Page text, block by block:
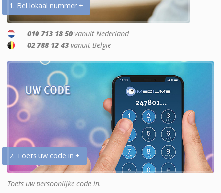
1. Bel lokaal nummer +
010 713 18 50 vanuit Nederland
02 788 12 43 vanuit België
2. Toets uw code in +
Toets uw persoonlijke code in.